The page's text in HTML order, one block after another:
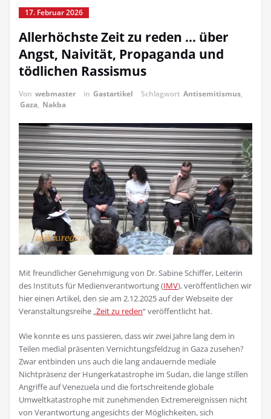
17. Februar 2026
Allerhöchste Zeit zu reden … über
Angst, Naivität, Propaganda und
tödlichen Rassismus
Von webmaster in Gastartikel Schlagwort Antisemitismus,
Gaza, Nakba
Mit freundlicher Genehmigung von Dr. Sabine Schiffer, Leiterin
des Instituts für Medienverantwortung (IMV), veröffentlichen wir
hier einen Artikel, den sie am 2.12.2025 auf der Webseite der
Veranstaltungsreihe „Zeit zu reden“ veröffentlicht hat.
Wie konnte es uns passieren, dass wir zwei Jahre lang dem in
Teilen medial präsenten Vernichtungsfeldzug in Gaza zusehen?
Zwar entbinden uns auch die lang andauernde mediale
Nichtpräsenz der Hungerkatastrophe im Sudan, die lange stillen
Angriffe auf Venezuela und die fortschreitende globale
Umweltkatastrophe mit zunehmenden Extremereignissen nicht
von Verantwortung angesichts der Möglichkeiten, sich